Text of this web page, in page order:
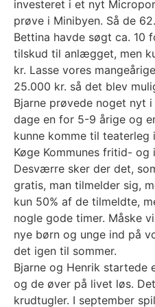
investeret i et nyt
prøve i Minibyen. Så de
Bettina havde søgt ca. 10
tilskud til anlægget, men
kr. Lasse vores
25.000 kr. så det blev
Bjarne prøvede noget nyt
dage en for 5-9 årige og
kunne komme til teaterleg
Køge Kommunes fritid-
Desværre sker der det,
gratis, man tilmelder sig,
kun 50% af de tilmeldte,
nogle gode timer. Måske
nye børn og unge ind på
det igen til sommer.
Bjarne og Henrik startede
og de øver på livet løs.
krudtugler. I september